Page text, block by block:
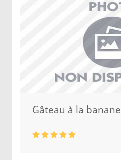
Gâteau à la banane